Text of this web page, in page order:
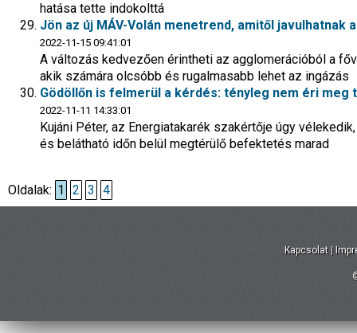
hatása tette indokolttá
Jön az új MÁV-Volán menetrend, amitől
2022-11-15 09:41:01
A változás kedvezően érintheti az agglomerációból a
akik számára olcsóbb és rugalmasabb lehet az ingázás
Gödöllőn is felmerül a kérdés: tényleg nem éri
2022-11-11 14:33:01
Kujáni Péter, az Energiatakarék szakértője úgy
és belátható időn belül megtérülő befektetés marad
Oldalak: 1 2 3 4
Kapcsolat |